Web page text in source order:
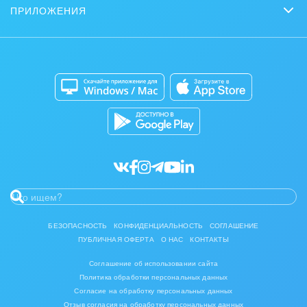
Контакт-центр
Нейросети
Кибербезопасность
Стать партнером
Битрикс24 для Энтерпрайз
ПРИЛОЖЕНИЯ
Битрикс24 Маркет
Разработчикам приложений
БЕЗОПАСНОСТЬ КОНФИДЕНЦИАЛЬНОСТЬ
СОГЛАШЕНИЕ
ПУБЛИЧНАЯ ОФЕРТА
О НАС КОНТАКТЫ
Соглашение об использовании сайта
Политика обработки персональных данных
Согласие на обработку персональных данных
Отзыв согласия на обработку персональных данных